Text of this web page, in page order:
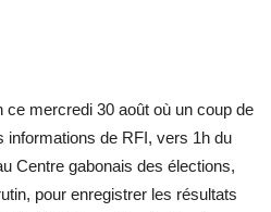
ce mercredi 30 août où un coup de
informations de RFI, vers 1h du
Centre gabonais des élections,
pour enregistrer les résultats